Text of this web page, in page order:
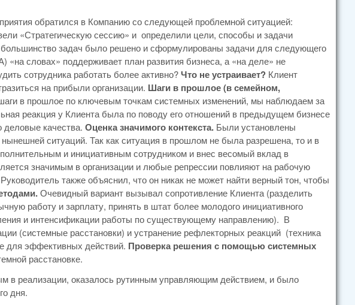
обратился в Компанию со следующей проблемной ситуацией:
«Стратегическую сессию» и определили цели, способы и задачи
большинство задач было решено и сформулированы задачи для следующего
«на словах» поддерживает план развития бизнеса, а «на деле» не
сотрудника работать более активно?Что не устраивает? Клиент
на прибыли организации. Шаги в прошлое (в семейном,
в прошлое по ключевым точкам системных изменений, мы наблюдаем за
реакция у Клиента была по поводу его отношений в предыдущем бизнесе
деловые качества. Оценка значимого контекста. Были установлены
ситуаций. Так как ситуация в прошлом не была разрешена, то и в
и инициативным сотрудником и внес весомый вклад в
значимым в организации и любые репрессии повлияют на рабочую
также объяснил, что он никак не может найти верный тон, чтобы
Очевидный вариант вызывал сопротивление Клиента (разделить
работу и зарплату, принять в штат более молодого инициативного
и интенсификации работы по существующему направлению). В
(системные расстановки) и устранение рефлекторных реакций (техника
для эффективных действий. Проверка решения с помощью системных
расстановке.
в реализации, оказалось рутинным управляющим действием, и было
дня.